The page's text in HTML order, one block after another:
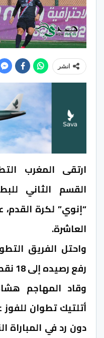
انشر
ارتقى المغرب
القسم الثاني
“إنوي” لكرة القدم،
العاشرة.
واحتل الفريق
رفع رصيده إلى 18 نقطة.
وقاد المهاجم
أتلتيك تطوان
دون رد في المباراة